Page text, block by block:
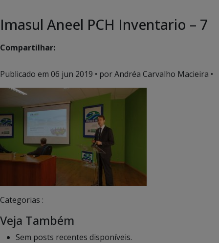
Imasul Aneel PCH Inventario – 7
Compartilhar:
Publicado em 06 jun 2019 • por Andréa Carvalho Macieira •
Categorias :
Veja Também
Sem posts recentes disponíveis.